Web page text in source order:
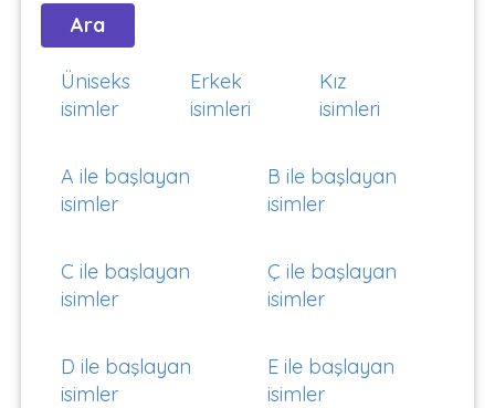
Üniseks
isimler
Erkek
isimleri
Kız
isimleri
A ile başlayan
isimler
B ile başlayan
isimler
C ile başlayan
isimler
Ç ile başlayan
isimler
D ile başlayan
isimler
E ile başlayan
isimler